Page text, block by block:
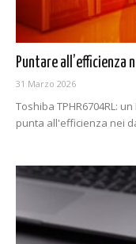
Puntare all’efficienza
31 Marzo 2026
Toshiba TPHR6704RL:
punta all'efficienza nei